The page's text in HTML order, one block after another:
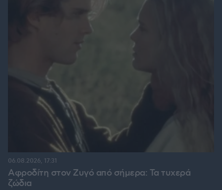
Αφροδίτη στον Ζυγό από σήμερα: Τα τυχερά
ζώδια
06.08.2026, 17:31